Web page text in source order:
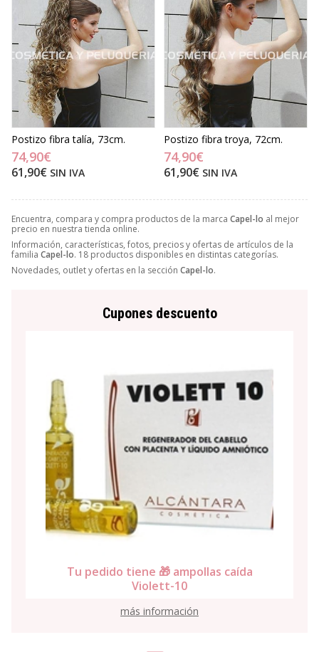
Encuentra, compara y compra productos de la marca Capel-lo al mejor
precio en nuestra tienda online.
Información, características, fotos, precios y ofertas de artículos de la
familia Capel-lo. 18 productos disponibles en distintas categorías.
Novedades, outlet y ofertas en la sección Capel-lo.
Postizo fibra talía, 73cm.
74,90€
61,90€ SIN IVA
Postizo fibra troya, 72cm.
74,90€
61,90€ SIN IVA
Cupones descuento
Tu pedido tiene 🎁 ampollas caída
Violett-10
más información